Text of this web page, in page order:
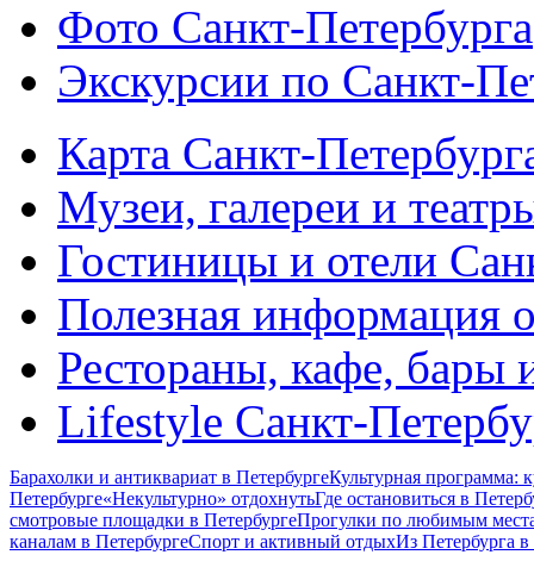
Фото Санкт-Петербурга
Экскурсии по Санкт-
Карта Санкт-
Музеи, галереи и
Гостиницы и отели
Полезная информация
Рестораны, кафе, бары
Lifestyle Санкт-
Барахолки и антиквариат в ПетербургеКультурная программа:
Петербурге«Некультурно» отдохнутьГде остановиться в
смотровые площадки в ПетербургеПрогулки по любимым
каналам в ПетербургеСпорт и активный отдыхИз Петербурга